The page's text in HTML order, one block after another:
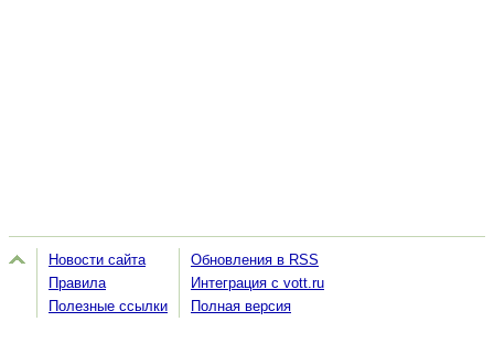
Новости сайта
Правила
Полезные ссылки
Обновления в RSS
Интеграция с vott.ru
Полная версия